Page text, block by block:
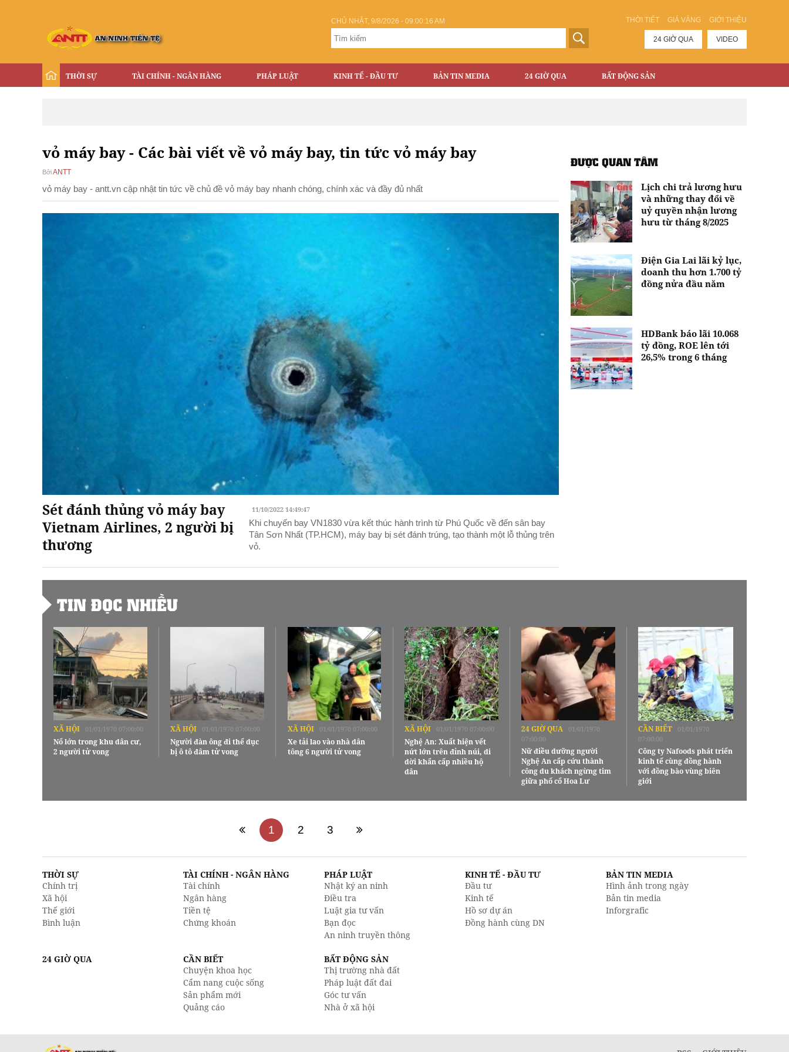
THỜI TIẾT GIÁ VÀNG GIỚI THIỆU
CHỦ NHẬT, 9/8/2026 - 09:00:17 AM
24 GIỜ QUA VIDEO
THỜI SỰ TÀI CHÍNH - NGÂN HÀNG PHÁP LUẬT KINH TẾ - ĐẦU TƯ BẢN TIN MEDIA 24 GIỜ QUA BẤT ĐỘNG SẢN
vỏ máy bay - Các bài viết về vỏ máy bay, tin tức vỏ máy bay
BởiANTT
vỏ máy bay - antt.vn cập nhật tin tức về chủ đề vỏ máy bay nhanh chóng, chính xác và đầy đủ nhất
Sét đánh thủng vỏ máy bay
Vietnam Airlines, 2 người bị
thương
11/10/2022 14:49:47
Khi chuyến bay VN1830 vừa kết thúc hành trình từ Phú Quốc về đến sân bay
Tân Sơn Nhất (TP.HCM), máy bay bị sét đánh trúng, tạo thành một lỗ thủng trên
vỏ.
ĐƯỢC QUAN TÂM
Lịch chi trả lương hưu
và những thay đổi về
uỷ quyền nhận lương
hưu từ tháng 8/2025
Điện Gia Lai lãi kỷ lục,
doanh thu hơn 1.700 tỷ
đồng nửa đầu năm
HDBank báo lãi 10.068
tỷ đồng, ROE lên tới
26,5% trong 6 tháng
TIN ĐỌC NHIỀU
XÃ HỘI 01/01/1970 07:00:00
Nổ lớn trong khu dân cư,
2 người tử vong
XÃ HỘI 01/01/1970 07:00:00
Người đàn ông đi thể dục
bị ô tô đâm tử vong
XÃ HỘI 01/01/1970 07:00:00
Xe tải lao vào nhà dân
tông 6 người tử vong
XÃ HỘI 01/01/1970 07:00:00
Nghệ An: Xuất hiện vết
nứt lớn trên đỉnh núi, di
dời khẩn cấp nhiều hộ
dân
24 GIỜ QUA
01/01/1970
07:00:00
Nữ điều dưỡng người
Nghệ An cấp cứu thành
công du khách ngừng tim
giữa phố cổ Hoa Lư
CẦN BIẾT
01/01/1970
07:00:00
Công ty Nafoods phát triển
kinh tế cùng đồng hành
với đồng bào vùng biên
giới
1 2 3
THỜI SỰ
Chính trị
Xã hội
Thế giới
Bình luận
TÀI CHÍNH - NGÂN HÀNG
Tài chính
Ngân hàng
Tiền tệ
Chứng khoán
PHÁP LUẬT
Nhật ký an ninh
Điều tra
Luật gia tư vấn
Bạn đọc
An ninh truyền thông
KINH TẾ - ĐẦU TƯ
Đầu tư
Kinh tế
Hồ sơ dự án
Đồng hành cùng DN
BẢN TIN MEDIA
Hình ảnh trong ngày
Bản tin media
Inforgrafic
24 GIỜ QUA
CẦN BIẾT
Chuyện khoa học
Cẩm nang cuộc sống
Sản phẩm mới
Quảng cáo
BẤT ĐỘNG SẢN
Thị trường nhà đất
Pháp luật đất đai
Góc tư vấn
Nhà ở xã hội